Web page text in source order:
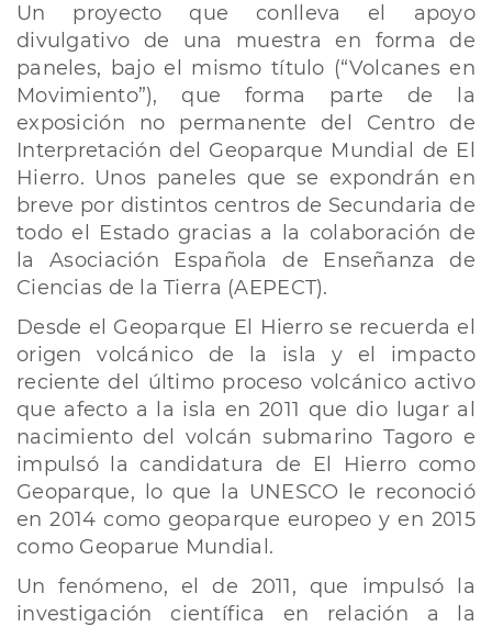
Un proyecto que conlleva el apoyo
divulgativo de una muestra en forma de
paneles, bajo el mismo título (“Volcanes en
Movimiento”), que forma parte de la
exposición no permanente del Centro de
Interpretación del Geoparque Mundial de El
Hierro. Unos paneles que se expondrán en
breve por distintos centros de Secundaria de
todo el Estado gracias a la colaboración de
la Asociación Española de Enseñanza de
Ciencias de la Tierra (AEPECT).
Desde el Geoparque El Hierro se recuerda el
origen volcánico de la isla y el impacto
reciente del último proceso volcánico activo
que afecto a la isla en 2011 que dio lugar al
nacimiento del volcán submarino Tagoro e
impulsó la candidatura de El Hierro como
Geoparque, lo que la UNESCO le reconoció
en 2014 como geoparque europeo y en 2015
como Geoparue Mundial.
Un fenómeno, el de 2011, que impulsó la
investigación científica en relación a la